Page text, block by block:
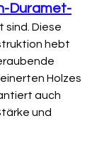
Duramet-
sind. Diese
hebt
Holzes
auch
und